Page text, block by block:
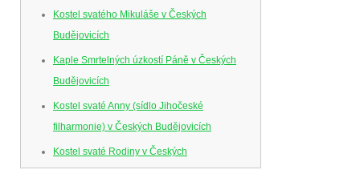
Kostel svatého Mikuláše v Českých
Budějovicích
Kaple Smrtelných úzkostí Páně v Českých
Budějovicích
Kostel svaté Anny (sídlo Jihočeské
filharmonie) v Českých Budějovicích
Kostel svaté Rodiny v Českých
Budějovicích